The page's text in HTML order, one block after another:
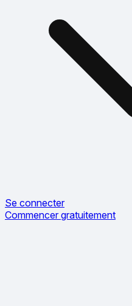
Se connecter
Commencer gratuitement